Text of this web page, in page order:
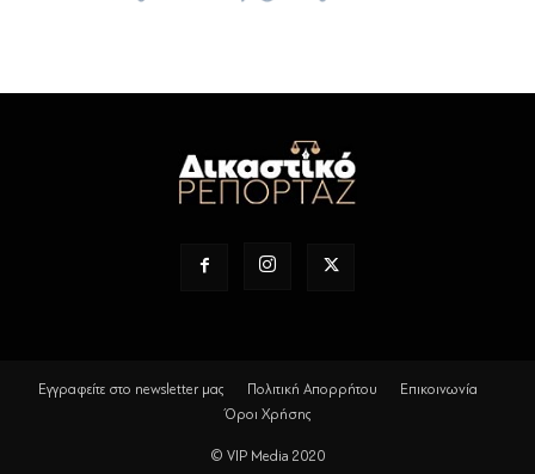
Εγγραφείτε στο newsletter μας Πολιτική Απορρήτου
Επικοινωνία
Όροι Χρήσης
© VIP Media 2020